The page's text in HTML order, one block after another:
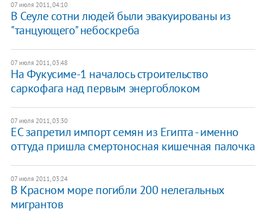
07 июля 2011, 04:10
В Сеуле сотни людей были эвакуированы из
"танцующего" небоскреба
07 июля 2011, 03:48
На Фукусиме-1 началось строительство
саркофага над первым энергоблоком
07 июля 2011, 03:30
ЕС запретил импорт семян из Египта - именно
оттуда пришла смертоносная кишечная палочка
07 июля 2011, 03:24
В Красном море погибли ​200 нелегальных
мигрантов